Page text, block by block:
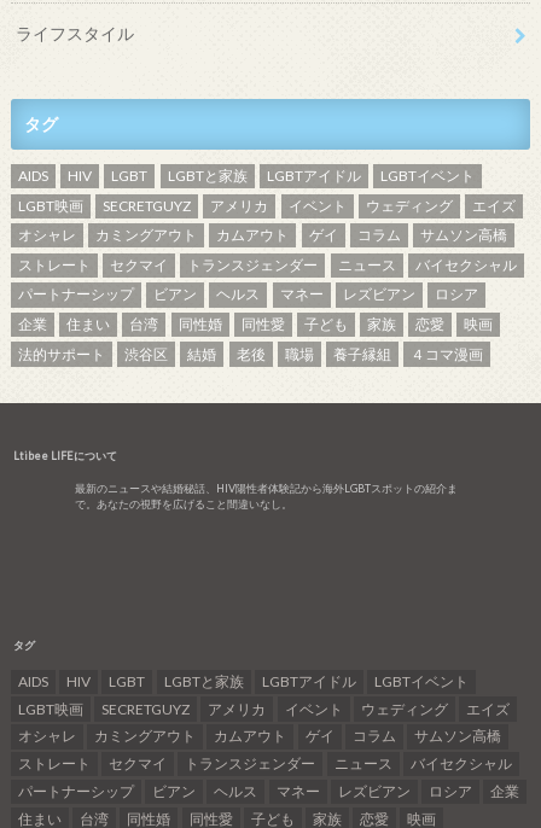
ライフスタイル
タグ
AIDS HIV LGBT LGBTと家族 LGBTアイドル
LGBTイベント
LGBT映画
SECRETGUYZ アメリカ イベント ウェディング
エイズ
オシャレ
カミングアウト カムアウト ゲイ コラム
サムソン高橋
ストレート
セクマイ トランスジェンダー ニュース
バイセクシャル
パートナーシップ
ビアン ヘルス マネー レズビアン
ロシア
企業
住まい 台湾 同性婚 同性愛 子ども 家族 恋愛
映画
法的サポート
渋谷区 結婚 老後 職場 養子縁組 ４コマ漫画
Ltibee LIFEについて
最新のニュースや結婚秘話、HIV陽性者体験記から海外LGBTスポットの紹介ま
で。あなたの視野を広げること間違いなし。
タグ
AIDS HIV LGBT LGBTと家族 LGBTアイドル
LGBTイベント
LGBT映画
SECRETGUYZ アメリカ イベント ウェディング
エイズ
オシャレ
カミングアウト カムアウト ゲイ コラム
サムソン高橋
ストレート
セクマイ トランスジェンダー ニュース
バイセクシャル
パートナーシップ
ビアン ヘルス マネー レズビアン ロシア
企業
住まい
台湾 同性婚 同性愛 子ども 家族 恋愛 映画